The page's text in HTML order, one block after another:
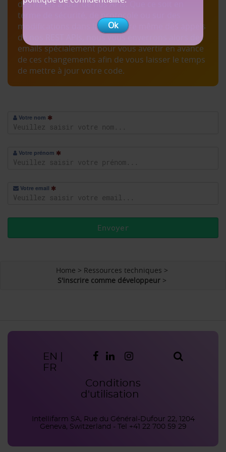
Ok
des mises à jour de nos APIs. Que ce soit en
terme de sécurité, de protocole ou sur des
modifications dans la structure même des appels
de nos REST APIs, nous vous enverrons alors des
emails spécialement pour vous avertir en avance
de ces changements afin de vous laisser le temps
de mettre à jour votre code.
Votre nom
Votre prénom
Votre email
Envoyer
Home > Ressources techniques >
S'inscrire comme développeur >
EN
FR
Conditions
d'utilisation
Intellifarm SA, Rue du Général-Dufour 22, 1204
Geneva, Switzerland - Tel +41 22 700 59 29